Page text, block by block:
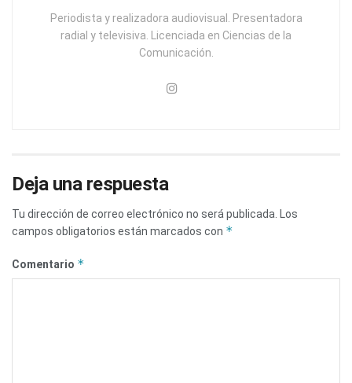
Periodista y realizadora audiovisual. Presentadora
radial y televisiva. Licenciada en Ciencias de la
Comunicación.
Deja una respuesta
Tu dirección de correo electrónico no será publicada.
Los
campos obligatorios están marcados con *
Comentario *